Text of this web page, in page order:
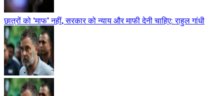
छात्रों को ‘माफ’ नहीं, सरकार को न्याय और माफी देनी चाहिए: राहुल गांधी